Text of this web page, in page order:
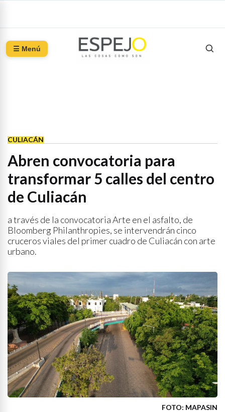
☰ Menú
CULIACÁN
Abren convocatoria para
transformar 5 calles del centro
de Culiacán
a través de la convocatoria Arte en el asfalto, de
Bloomberg Philanthropies, se intervendrán cinco
cruceros viales del primer cuadro de Culiacán con arte
urbano.
FOTO: MAPASIN